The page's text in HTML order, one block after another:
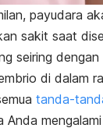
payudara
sakit saat
seiring
di dalam
tanda-
Anda